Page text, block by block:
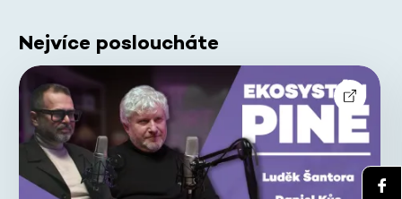
Nejvíce posloucháte